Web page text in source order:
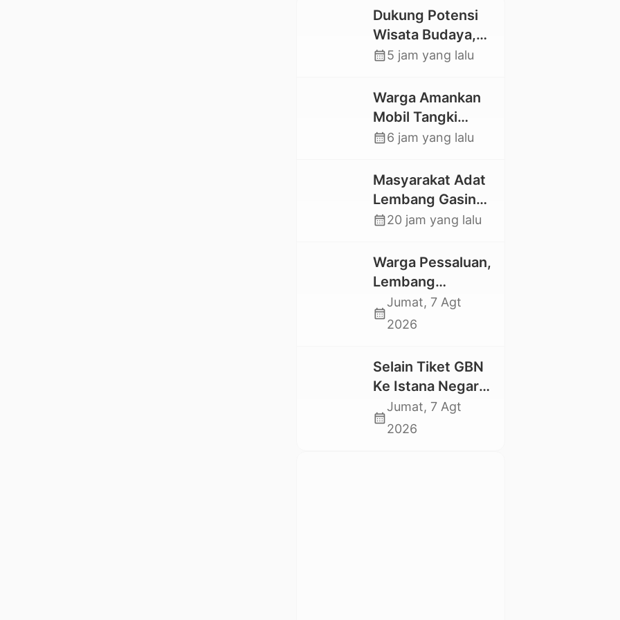
Dukung Potensi
Wisata Budaya,
Mahasiswa KKNT
Kelurahan
Nonongan Utara
Pasang Papan
Digital
calendar_month5 jam yang lalu
Warga Amankan
Mobil Tangki
Pelansir, Kasat
Toraja Utara:
Proses Hukum
Berjalan
calendar_month6 jam yang lalu
Masyarakat Adat
Lembang Gasing
Mengkendek Usir
yang Rusak
Kawasan Hutan
calendar_month20 jam yang lalu
Warga Pessaluan,
Lembang
Gandangbatu
Swadaya Cor
calendar_month
Jumat, 7 Agt
2026
Selain Tiket GBN
Ke Istana Negara,
Mahasiswa UKI
Toraja Oktavia
calendar_month
Jumat, 7 Agt
2026